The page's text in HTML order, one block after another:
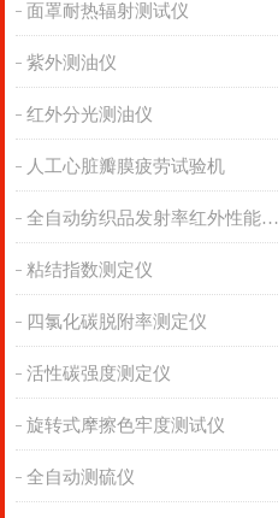
面罩耐热辐射测试仪
紫外测油仪
红外分光测油仪
人工心脏瓣膜疲劳试验机
全自动纺织品发射率红外性能分析
粘结指数测定仪
四氯化碳脱附率测定仪
活性碳强度测定仪
旋转式摩擦色牢度测试仪
全自动测硫仪